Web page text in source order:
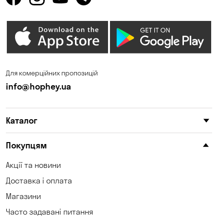
Горенка
Дніпро Зазим’є
Кам'янське
Корсунці
Коцюбинське
Для комерційних пропозицій
info@hophey.ua
Каталог
Покупцям
Акції та новини
Доставка і оплата
Магазини
Часто задавані питання